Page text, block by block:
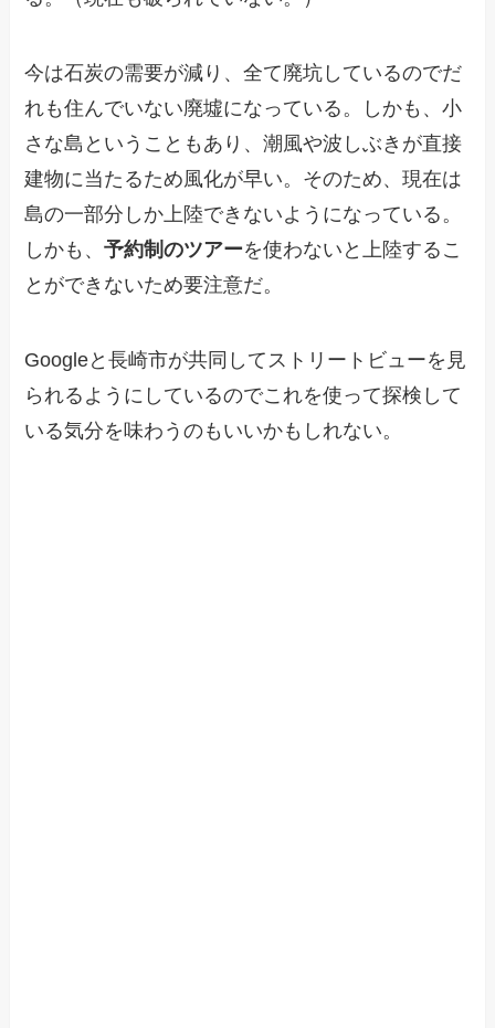
今は石炭の需要が減り、全て廃坑しているのでだ
れも住んでいない廃墟になっている。しかも、小
さな島ということもあり、潮風や波しぶきが直接
建物に当たるため風化が早い。そのため、現在は
島の一部分しか上陸できないようになっている。
しかも、予約制のツアーを使わないと上陸するこ
とができないため要注意だ。
Googleと長崎市が共同してストリートビューを見
られるようにしているのでこれを使って探検して
いる気分を味わうのもいいかもしれない。